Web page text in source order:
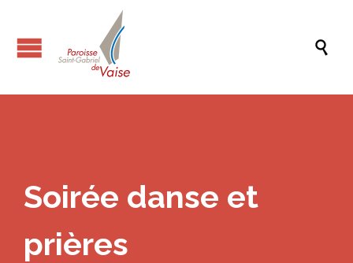

Soirée danse et
prières